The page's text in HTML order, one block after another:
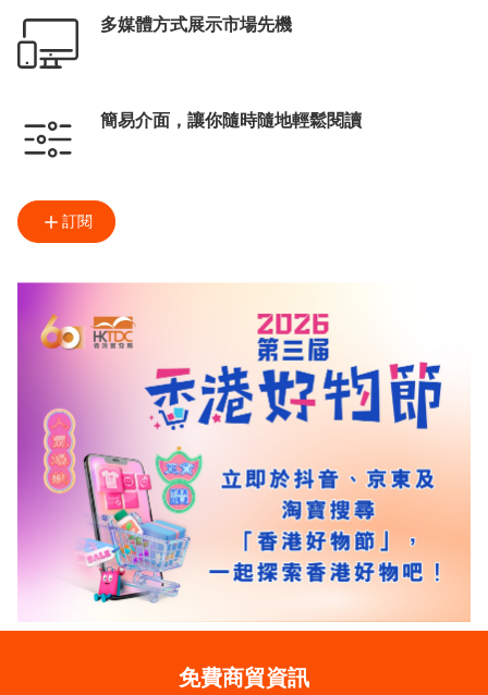
多媒體方式展示市場先機
簡易介面，讓你隨時隨地輕鬆閱讀
訂閱
免費商貿資訊